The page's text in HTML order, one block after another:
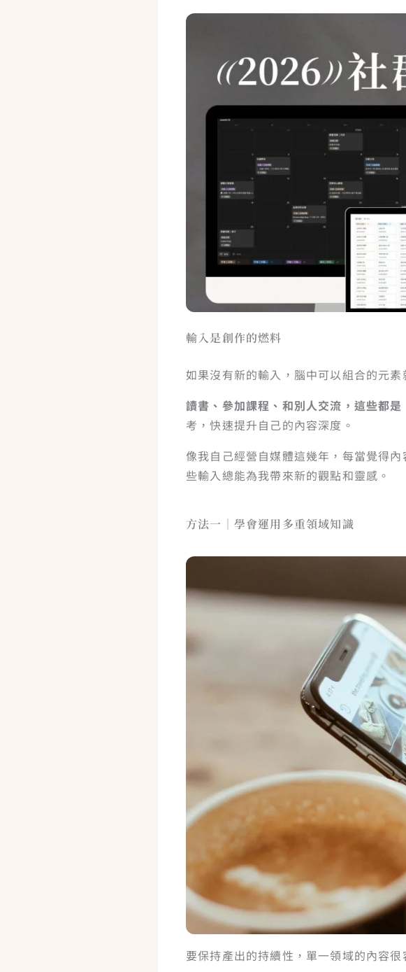
輸入是創作的燃料
如果沒有新的輸入，腦中可以組合的元
讀書、參加課程、和別人交流，這些都是
考，快速提升自己的內容深度。
像我自己經營自媒體這幾年，每當覺得
些輸入總能為我帶來新的觀點和靈感。
方法一｜學會運用多重領域知識
要保持產出的持續性，單一領域的內容很